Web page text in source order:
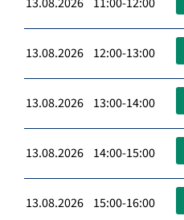
13.08.2026 12:00-13:00
13.08.2026 13:00-14:00
13.08.2026 14:00-15:00
13.08.2026 15:00-16:00